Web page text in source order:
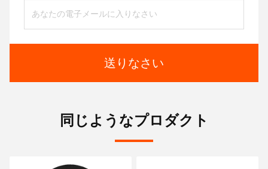
送りなさい
同じようなプロダクト